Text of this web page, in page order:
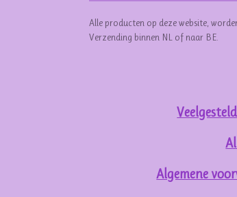
Alle producten op deze website,
Verzending binnen NL of naar BE.
Algemene